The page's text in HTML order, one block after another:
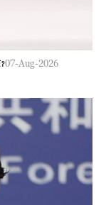
07-Aug-2026